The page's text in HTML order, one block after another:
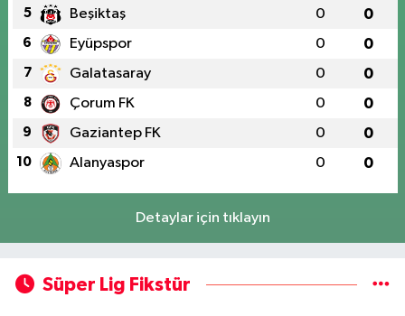
5 Beşiktaş 0 0
6 Eyüpspor 0 0
7 Galatasaray 0 0
8 Çorum FK 0 0
9 Gaziantep FK 0 0
10 Alanyaspor 0 0
Detaylar için tıklayın
Süper Lig Fikstür